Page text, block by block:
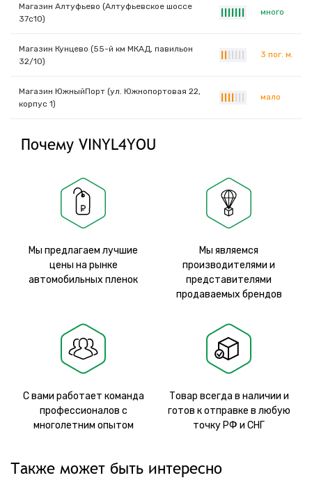
Магазин Алтуфьево (Алтуфьевское шоссе
37с10)
много
Магазин Кунцево (55-й км МКАД, павильон
32/10)
3 пог. м.
Магазин ЮжныйПорт (ул. Южнопортовая 22,
корпус 1)
мало
Почему VINYL4YOU
Мы предлагаем лучшие
цены на рынке
автомобильных пленок
Мы являемся
производителями и
представителями
продаваемых брендов
С вами работает команда
профессионалов с
многолетним опытом
Товар всегда в наличии и
готов к отправке в любую
точку РФ и СНГ
Также может быть интересно